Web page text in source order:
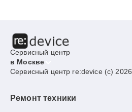
Сервисный центр
в Москве
Сервисный центр re:device (c) 2026
Ремонт техники